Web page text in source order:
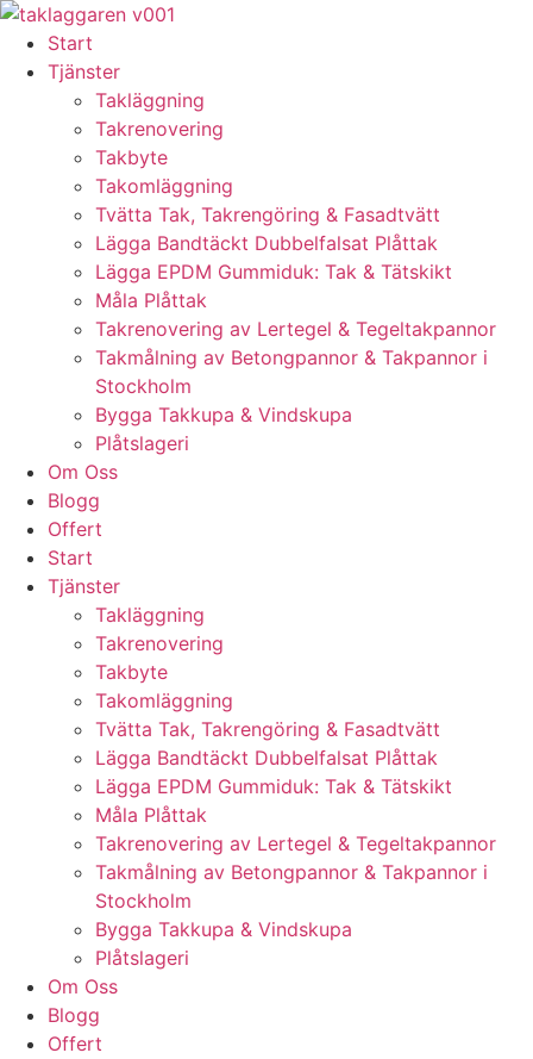
Skip
content
Start
Tjänster
Takläggning
Takrenovering
Takbyte
Takomläggning
Tvätta Tak, Takrengöring & Fasadtvätt
Lägga Bandtäckt Dubbelfalsat Plåttak
Lägga EPDM Gummiduk: Tak & Tätskikt
Måla Plåttak
Takrenovering av Lertegel & Tegeltakpannor
Takmålning av Betongpannor & Takpannor i
Stockholm
Bygga Takkupa & Vindskupa
Plåtslageri
Om Oss
Blogg
Offert
Start
Tjänster
Takläggning
Takrenovering
Takbyte
Takomläggning
Tvätta Tak, Takrengöring & Fasadtvätt
Lägga Bandtäckt Dubbelfalsat Plåttak
Lägga EPDM Gummiduk: Tak & Tätskikt
Måla Plåttak
Takrenovering av Lertegel & Tegeltakpannor
Takmålning av Betongpannor & Takpannor i
Stockholm
Bygga Takkupa & Vindskupa
Plåtslageri
Om Oss
Blogg
Offert